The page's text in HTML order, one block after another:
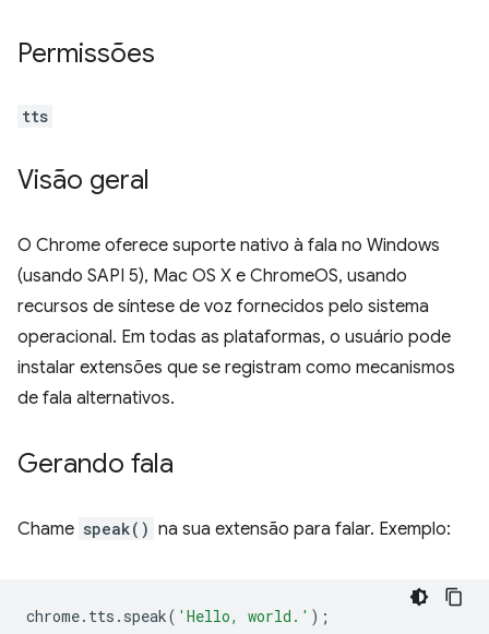
Permissões
tts
Visão geral
O Chrome oferece suporte nativo à fala no Windows
(usando SAPI 5), Mac OS X e ChromeOS, usando
recursos de síntese de voz fornecidos pelo sistema
operacional. Em todas as plataformas, o usuário pode
instalar extensões que se registram como mecanismos
de fala alternativos.
Gerando fala
Chame speak() na sua extensão para falar. Exemplo:
chrome. tts . speak( 'Hello, world.' );